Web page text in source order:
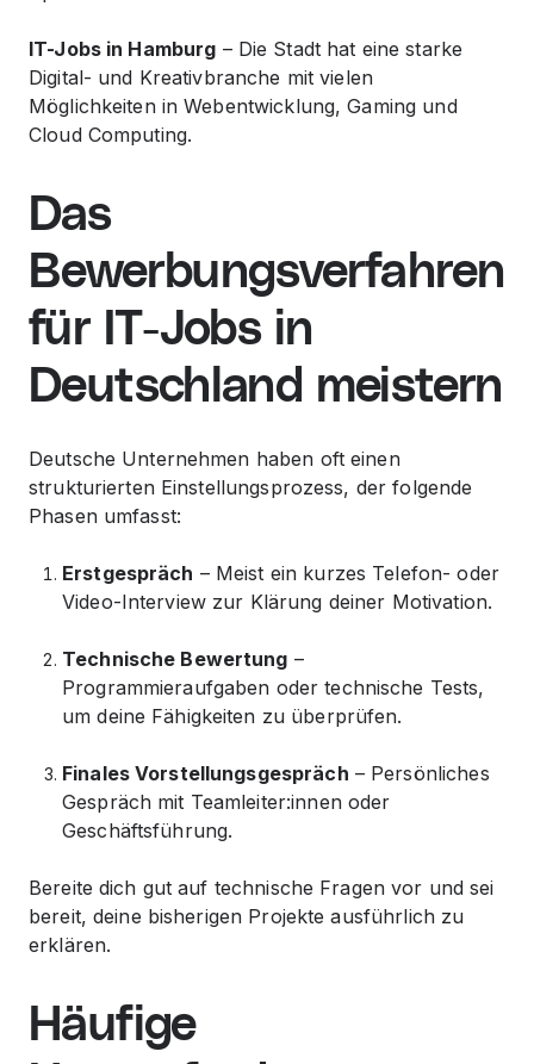
IT-Jobs in Hamburg – Die Stadt hat eine starke
Digital- und Kreativbranche mit vielen
Möglichkeiten in Webentwicklung, Gaming und
Cloud Computing.
Das
Bewerbungsverfahren
für IT-Jobs in
Deutschland meistern
Deutsche Unternehmen haben oft einen
strukturierten Einstellungsprozess, der folgende
Phasen umfasst:
Erstgespräch – Meist ein kurzes Telefon- oder
Video-Interview zur Klärung deiner Motivation.
Technische Bewertung –
Programmieraufgaben oder technische Tests,
um deine Fähigkeiten zu überprüfen.
Finales Vorstellungsgespräch – Persönliches
Gespräch mit Teamleiter:innen oder
Geschäftsführung.
Bereite dich gut auf technische Fragen vor und sei
bereit, deine bisherigen Projekte ausführlich zu
erklären.
Häufige